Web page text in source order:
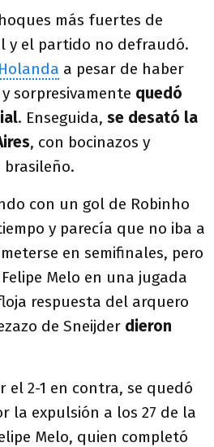
más fuertes de
y el partido no defraudó.
Holanda a pesar de haber
sorpresivamente quedó
. Enseguida, se desató la
, con bocinazos y
con un gol de Robinho
y parecía que no iba a
en semifinales, pero
Melo en una jugada
respuesta del arquero
de Sneijder dieron
el 2-1 en contra, se quedó
la expulsión a los 27 de la
Melo, quien completó